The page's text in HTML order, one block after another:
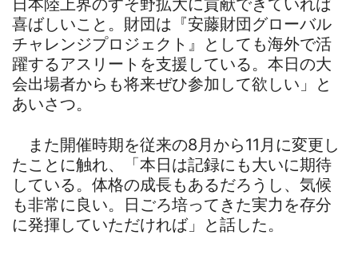
日本陸上界のすそ野拡大に貢献できていれば
喜ばしいこと。財団は『安藤財団グローバル
チャレンジプロジェクト』としても海外で活
躍するアスリートを支援している。本日の大
会出場者からも将来ぜひ参加して欲しい」と
あいさつ。
また開催時期を従来の8月から11月に変更し
たことに触れ、「本日は記録にも大いに期待
している。体格の成長もあるだろうし、気候
も非常に良い。日ごろ培ってきた実力を存分
に発揮していただければ」と話した。